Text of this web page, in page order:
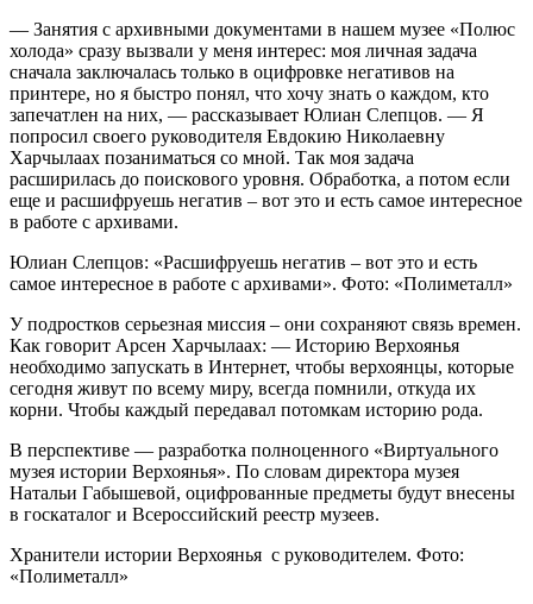
— Занятия с архивными документами в нашем музее «Полюс
холода» сразу вызвали у меня интерес: моя личная задача
сначала заключалась только в оцифровке негативов на
принтере, но я быстро понял, что хочу знать о каждом, кто
запечатлен на них, — рассказывает Юлиан Слепцов. — Я
попросил своего руководителя Евдокию Николаевну
Харчылаах позаниматься со мной. Так моя задача
расширилась до поискового уровня. Обработка, а потом если
еще и расшифруешь негатив – вот это и есть самое интересное
в работе с архивами.
Юлиан Слепцов: «Расшифруешь негатив – вот это и есть
самое интересное в работе с архивами». Фото: «Полиметалл»
У подростков серьезная миссия – они сохраняют связь времен.
Как говорит Арсен Харчылаах: — Историю Верхоянья
необходимо запускать в Интернет, чтобы верхоянцы, которые
сегодня живут по всему миру, всегда помнили, откуда их
корни. Чтобы каждый передавал потомкам историю рода.
В перспективе — разработка полноценного «Виртуального
музея истории Верхоянья». По словам директора музея
Натальи Габышевой, оцифрованные предметы будут внесены
в госкаталог и Всероссийский реестр музеев.
Хранители истории Верхоянья с руководителем. Фото:
«Полиметалл»